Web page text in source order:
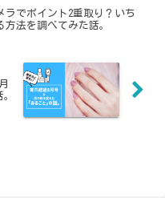
ラでポイント2重取り？いち
方法を調べてみた話。